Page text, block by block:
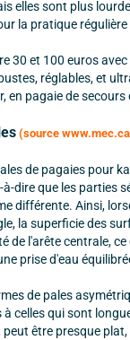
elles sont plus
la pratique régulière
30 et 100 euros
réglables, et
en pagaie de
(source
de pagaies pour
dire que les parties
différente. Ainsi,
la superficie des
de l'arête centrale,
prise d'eau
de pales
celles qui sont
peut être presque